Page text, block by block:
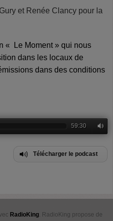
et Renée Clancy pour la
« Le Moment » qui nous
dans les locaux de
dans des conditions
59:30
Télécharger le podcast
RadioKing. RadioKing propose de